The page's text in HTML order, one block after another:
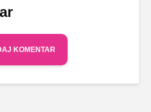
KOMENTAR